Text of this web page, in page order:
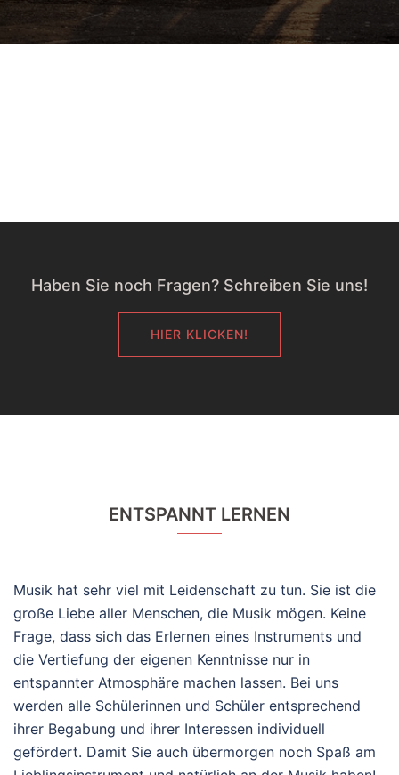
Haben Sie noch Fragen? Schreiben Sie uns!
HIER KLICKEN!
ENTSPANNT LERNEN
Musik hat sehr viel mit Leidenschaft zu tun. Sie ist die
große Liebe aller Menschen, die Musik mögen. Keine
Frage, dass sich das Erlernen eines Instruments und
die Vertiefung der eigenen Kenntnisse nur in
entspannter Atmosphäre machen lassen. Bei uns
werden alle Schülerinnen und Schüler entsprechend
ihrer Begabung und ihrer Interessen individuell
gefördert. Damit Sie auch übermorgen noch Spaß am